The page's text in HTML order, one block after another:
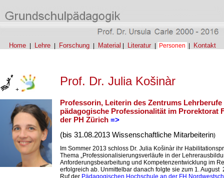
Home Lehre Forschung Material Literatur Personen Kontakt
+
Prof. Dr. Julia Košinàr
Professorin, Leiterin des Zentrums Lehrberufe
pädagogische Professionalität im Prorektorat
der PH Zürich =>
(bis 31.08.2013 Wissenschaftliche Mitarbeiterin)
Im Sommer 2013 schloss Dr. Julia Košinàr ihr
Thema „Professionalisierungsverläufe in der
Anforderungsbearbeitung und Kompetenzentwicklung im
erfolgreich ab. Unmittelbar danach folgte sie zum 1. August
Ruf der Pädagogischen Hochschule an der FH